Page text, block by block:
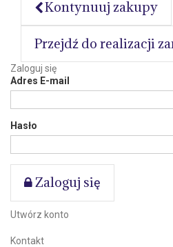
Kontynuuj zakupy
Przejdź do realizacji
Zaloguj się
Adres E-mail
Hasło
Zaloguj się
Utwórz konto
Kontakt